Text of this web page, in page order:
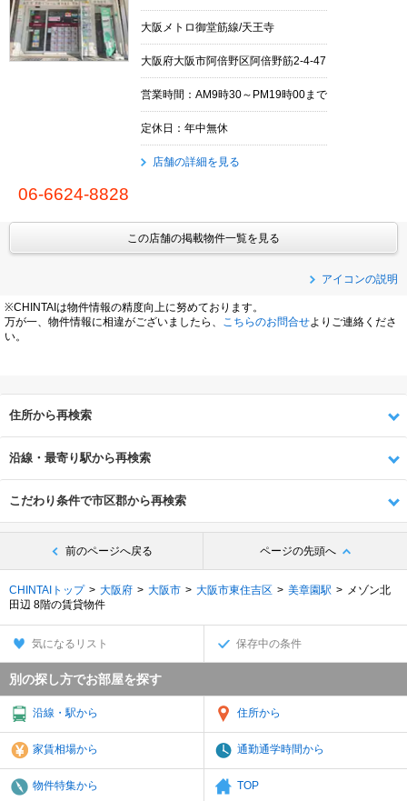
大阪メトロ御堂筋線/天王寺
大阪府大阪市阿倍野区阿倍野筋2-4-47
営業時間：AM9時30～PM19時00まで
定休日：年中無休
店舗の詳細を見る
06-6624-8828
この店舗の掲載物件一覧を見る
アイコンの説明
※CHINTAIは物件情報の精度向上に努めております。
万が一、物件情報に相違がございましたら、
こちらのお問合せよりご連絡くださ
い。
住所から再検索
沿線・最寄り駅から再検索
こだわり条件で市区郡から再検索
前のページへ戻る ページの先頭へ
CHINTAIトップ 大阪府 大阪市 大阪市東住吉区 美章園駅
メゾン北
田辺 8階の賃貸物件
気になるリスト 保存中の条件
別の探し方でお部屋を探す
沿線・駅から 住所から
家賃相場から 通勤通学時間から
物件特集から TOP